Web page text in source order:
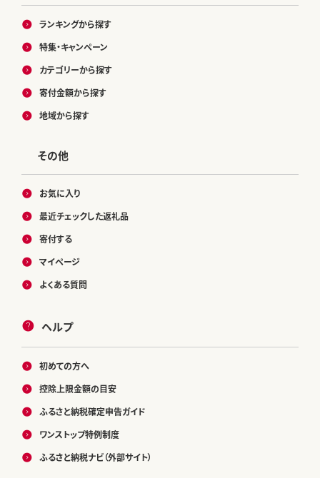
ランキングから探す
特集・キャンペーン
カテゴリーから探す
寄付金額から探す
地域から探す
その他
お気に入り
最近チェックした返礼品
寄付する
マイページ
よくある質問
ヘルプ
初めての方へ
控除上限金額の目安
ふるさと納税確定申告ガイド
ワンストップ特例制度
ふるさと納税ナビ（外部サイト）